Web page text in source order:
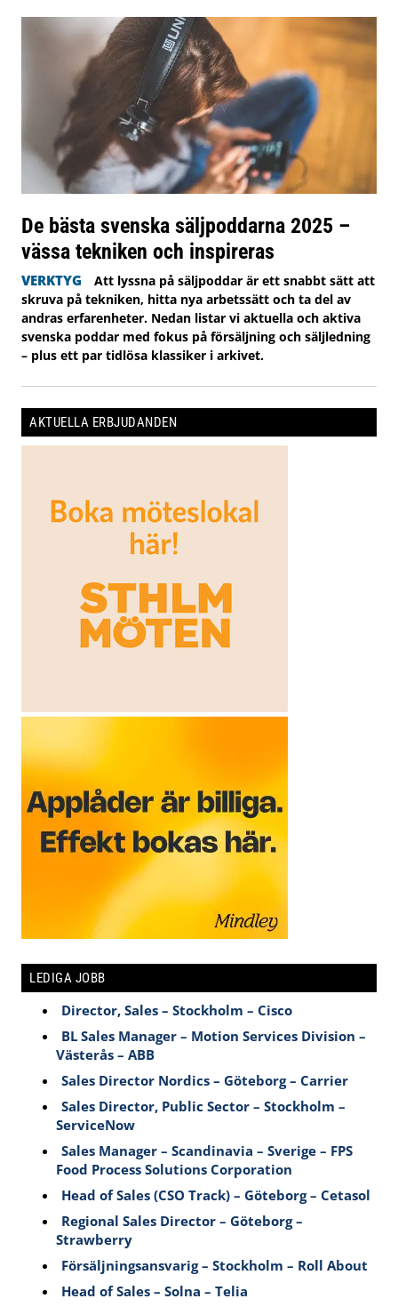
De bästa svenska säljpoddarna 2025 –
vässa tekniken och inspireras
VERKTYG
Att lyssna på säljpoddar är ett snabbt sätt att
skruva på tekniken, hitta nya arbetssätt och ta del av
andras erfarenheter. Nedan listar vi aktuella och aktiva
svenska poddar med fokus på försäljning och säljledning
– plus ett par tidlösa klassiker i arkivet.
AKTUELLA ERBJUDANDEN
LEDIGA JOBB
Director, Sales – Stockholm – Cisco
BL Sales Manager – Motion Services Division –
Västerås – ABB
Sales Director Nordics – Göteborg – Carrier
Sales Director, Public Sector – Stockholm –
ServiceNow
Sales Manager – Scandinavia – Sverige – FPS
Food Process Solutions Corporation
Head of Sales (CSO Track) – Göteborg – Cetasol
Regional Sales Director – Göteborg –
Strawberry
Försäljningsansvarig – Stockholm – Roll About
Head of Sales – Solna – Telia